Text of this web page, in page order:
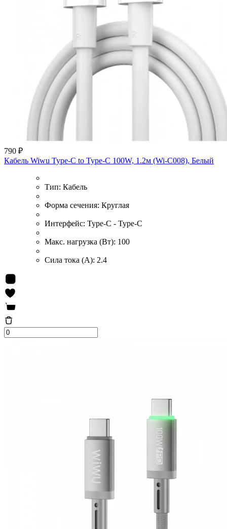
790 ₽
Кабель Wiwu Type-C to Type-C 100W, 1.2м (Wi-C008), Белый
Тип: Кабель
Форма сечения: Круглая
Интерфейс: Type-C - Type-C
Макс. нагрузка (Вт): 100
Сила тока (А): 2.4